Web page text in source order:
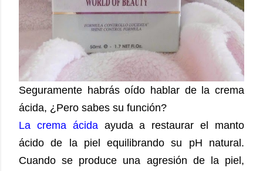
Seguramente habrás oído hablar de la crema
ácida, ¿Pero sabes su función?
La crema ácidaayuda a restaurar el manto
ácido de la piel equilibrando su pH natural.
Cuando se produce una agresión de la piel,